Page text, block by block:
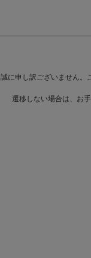
誠に申し訳ございません。
遷移しない場合は、お